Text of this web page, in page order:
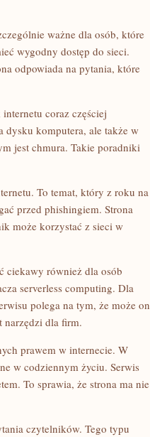
ważne dla osób, które
wygodny dostęp do sieci.
odpowiada na pytania, które
coraz częściej
komputera, ale także w
jest chmura. Takie poradniki
To temat, który z roku na
przed phishingiem. Strona
może korzystać z sieci w
ciekawy również dla osób
serverless computing. Dla
polega na tym, że może on
narzędzi dla firm.
prawem w internecie. W
w codziennym życiu. Serwis
To sprawia, że strona ma nie
czytelników. Tego typu